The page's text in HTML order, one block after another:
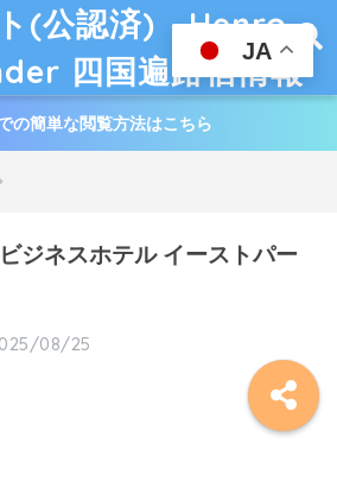
(公認済) Henro
四国遍路宿情報
の簡単な閲覧方法はこちら
ジネスホテル イーストパー
08/25
JA